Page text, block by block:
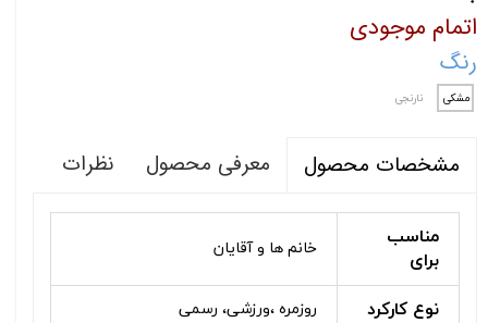
اتمام موجودی
رنگ
مشکی نارنجی
مشخصات محصول معرفی محصول نظرات
مناسب
برای
خانم ها و آقایان
نوع کارکرد روزمره ،ورزشی، رسمی